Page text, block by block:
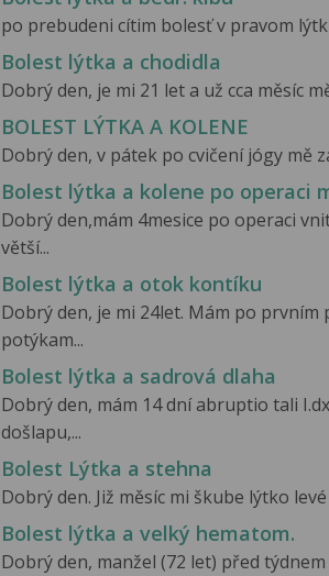
po prebudeni cítim bolesť v pravom
Bolest lýtka a chodidla
Dobrý den, je mi 21 let a už cca měsíc
BOLEST LÝTKA A KOLENE
Dobrý den, v pátek po cvičení jógy mě
Bolest lýtka a kolene po operaci
Dobrý den,mám 4mesice po operaci
větší...
Bolest lýtka a otok kontíku
Dobrý den, je mi 24let. Mám po prvním
potýkam...
Bolest lýtka a sadrová dlaha
Dobrý den, mám 14 dní abruptio tali
došlapu,...
Bolest Lýtka a stehna
Dobrý den. Již měsíc mi škube lýtko
Bolest lýtka a velký hematom.
Dobrý den, manžel (72 let) před